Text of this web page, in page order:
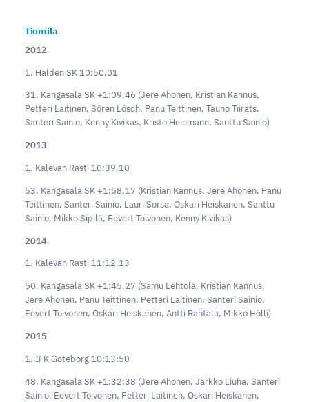
Tiomila
2012
1. Halden SK 10:50.01
31. Kangasala SK +1:09.46 (Jere Ahonen, Kristian Kannus,
Petteri Laitinen, Sören Lösch, Panu Teittinen, Tauno Tiirats,
Santeri Sainio, Kenny Kivikas, Kristo Heinmann, Santtu Sainio)
2013
1. Kalevan Rasti 10:39.10
53. Kangasala SK +1:58.17 (Kristian Kannus, Jere Ahonen, Panu
Teittinen, Santeri Sainio, Lauri Sorsa, Oskari Heiskanen, Santtu
Sainio, Mikko Sipilä, Eevert Toivonen, Kenny Kivikas)
2014
1. Kalevan Rasti 11:12.13
50. Kangasala SK +1:45.27 (Samu Lehtola, Kristian Kannus,
Jere Ahonen, Panu Teittinen, Petteri Laitinen, Santeri Sainio,
Eevert Toivonen, Oskari Heiskanen, Antti Rantala, Mikko Hölli)
2015
1. IFK Göteborg 10:13:50
48. Kangasala SK +1:32:38 (Jere Ahonen, Jarkko Liuha, Santeri
Sainio, Eevert Toivonen, Petteri Laitinen, Oskari Heiskanen,